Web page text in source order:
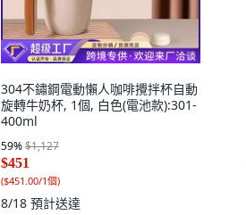
304不鏽鋼電動懶人咖啡攪拌杯自動
旋轉牛奶杯, 1個, 白色(電池款):301-
400ml
59%$1,127
$451
($451.00/1個)
8/18 預計送達